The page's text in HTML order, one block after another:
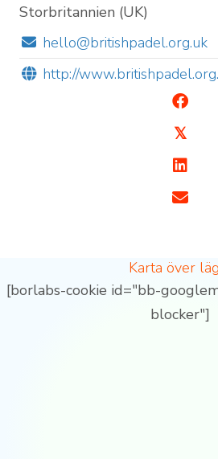
Storbritannien (UK)
hello@britishpadel.org.uk
http://
𝕏
Karta över
[borlabs-cookie id="bb-
blocker"]